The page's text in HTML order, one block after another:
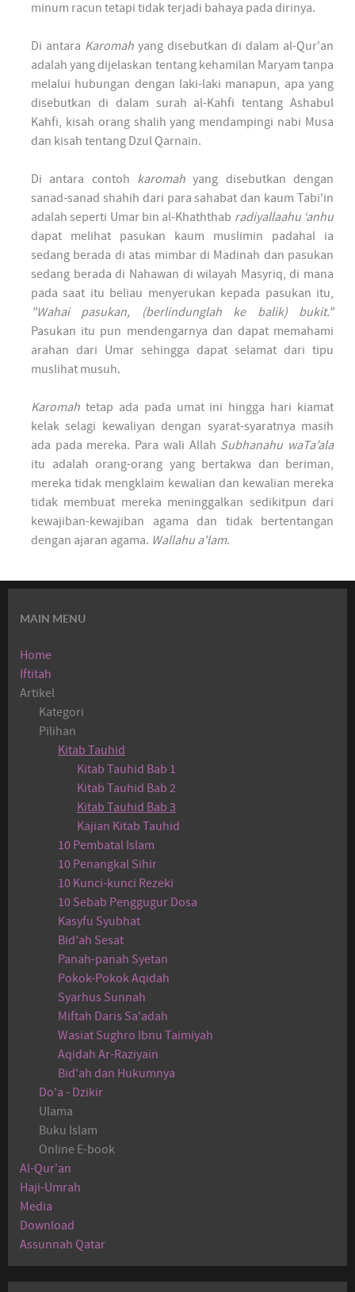
minum racun tetapi tidak terjadi bahaya pada dirinya.
Di antara Karomah yang disebutkan di dalam al-Qur'an
adalah yang dijelaskan tentang kehamilan Maryam tanpa
melalui hubungan dengan laki-laki manapun, apa yang
disebutkan di dalam surah al-Kahfi tentang Ashabul
Kahfi, kisah orang shalih yang mendampingi nabi Musa
dan kisah tentang Dzul Qarnain.
Di antara contoh karomah yang disebutkan dengan
sanad-sanad shahih dari para sahabat dan kaum Tabi'in
adalah seperti Umar bin al-Khaththab radiyallaahu ‘anhu
dapat melihat pasukan kaum muslimin padahal ia
sedang berada di atas mimbar di Madinah dan pasukan
sedang berada di Nahawan di wilayah Masyriq, di mana
pada saat itu beliau menyerukan kepada pasukan itu,
"Wahai pasukan, (berlindunglah ke balik) bukit."
Pasukan itu pun mendengarnya dan dapat memahami
arahan dari Umar sehingga dapat selamat dari tipu
muslihat musuh.
Karomah tetap ada pada umat ini hingga hari kiamat
kelak selagi kewaliyan dengan syarat-syaratnya masih
ada pada mereka. Para wali Allah Subhanahu waTa’ala
itu adalah orang-orang yang bertakwa dan beriman,
mereka tidak mengklaim kewalian dan kewalian mereka
tidak membuat mereka meninggalkan sedikitpun dari
kewajiban-kewajiban agama dan tidak bertentangan
dengan ajaran agama. Wallahu a'lam.
MAIN MENU
Home
Iftitah
Artikel
Kategori
Pilihan
Kitab Tauhid
Kitab Tauhid Bab 1
Kitab Tauhid Bab 2
Kitab Tauhid Bab 3
Kajian Kitab Tauhid
10 Pembatal Islam
10 Penangkal Sihir
10 Kunci-kunci Rezeki
10 Sebab Penggugur Dosa
Kasyfu Syubhat
Bid'ah Sesat
Panah-panah Syetan
Pokok-Pokok Aqidah
Syarhus Sunnah
Miftah Daris Sa'adah
Wasiat Sughro Ibnu Taimiyah
Aqidah Ar-Raziyain
Bid'ah dan Hukumnya
Do'a - Dzikir
Ulama
Buku Islam
Online E-book
Al-Qur'an
Haji-Umrah
Media
Download
Assunnah Qatar